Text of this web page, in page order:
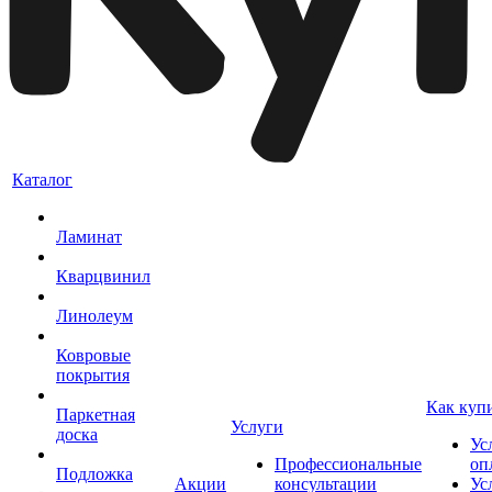
Каталог
Ламинат
Кварцвинил
Линолеум
Ковровые
покрытия
Паркетная
доска
Подложка
Акции
Услуги
Профессиональные
консультации
Как